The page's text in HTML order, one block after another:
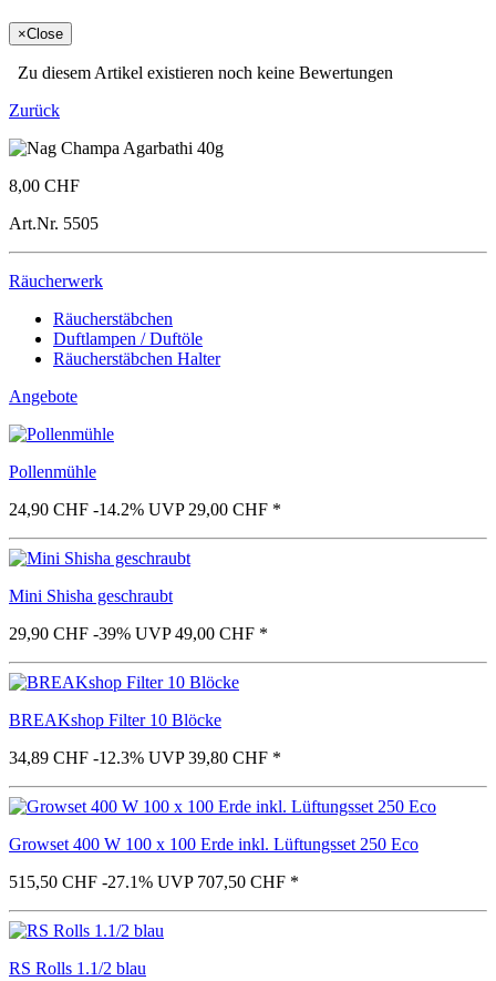
×Close
Zu diesem Artikel existieren noch keine Bewertungen
Zurück
8,00 CHF
Art.Nr. 5505
Räucherwerk
Räucherstäbchen
Duftlampen / Duftöle
Räucherstäbchen Halter
Angebote
Pollenmühle
24,90 CHF -14.2% UVP 29,00 CHF *
Mini Shisha geschraubt
29,90 CHF -39% UVP 49,00 CHF *
BREAKshop Filter 10 Blöcke
34,89 CHF -12.3% UVP 39,80 CHF *
Growset 400 W 100 x 100 Erde inkl. Lüftungsset 250 Eco
515,50 CHF -27.1% UVP 707,50 CHF *
RS Rolls 1.1/2 blau